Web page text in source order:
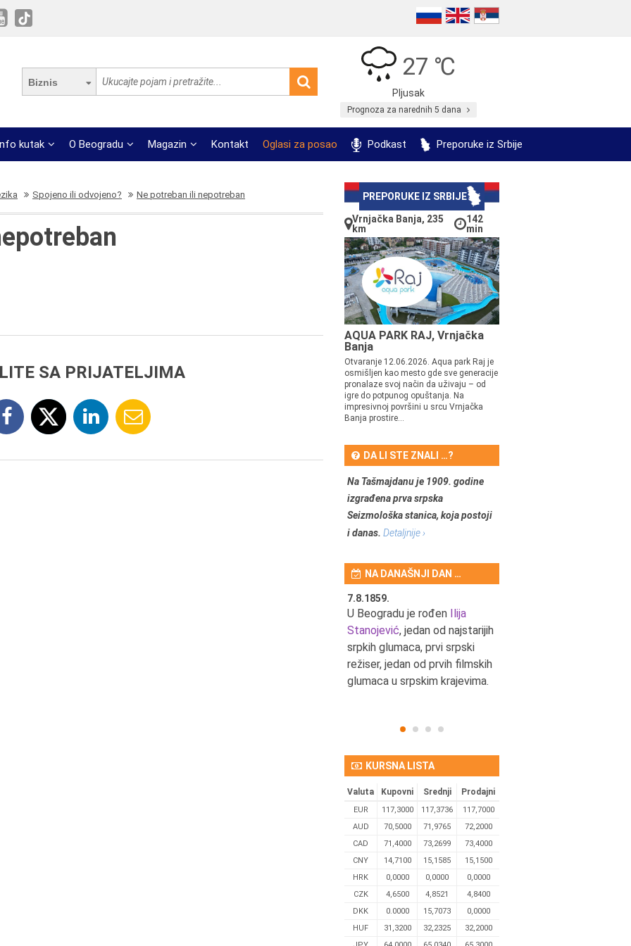
Biznis
27 ℃
Pljusak
Prognoza za narednih 5 dana
kutak O Beogradu Magazin Kontakt Oglasi za posao Podkast Preporuke iz Srbije
Spojeno ili odvojeno? Ne potreban ili nepotreban
SA PRIJATELJIMA
PREPORUKE IZ SRBIJE
Vrnjačka Banja, 235
km
142
min
AQUA PARK RAJ, Vrnjačka
Banja
Otvaranje 12.06.2026. Aqua park Raj je
osmišljen kao mesto gde sve generacije
pronalaze svoj način da uživaju – od
igre do potpunog opuštanja. Na
impresivnoj površini u srcu Vrnjačka
Banja prostire...
DA LI STE ZNALI …?
Na Tašmajdanu je 1909. godine
izgrađena prva srpska
Seizmološka stanica, koja postoji
i danas. Detaljnije ›
NA DANAŠNJI DAN …
7.8.1859.
U Beogradu je rođen Ilija
Stanojević, jedan od najstarijih
srpkih glumaca, prvi srpski
režiser, jedan od prvih filmskih
glumaca u srpskim krajevima.
KURSNA LISTA
Valuta Kupovni Srednji Prodajni
EUR 117,3000 117,3736
117,7000
AUD
70,5000 71,9765
72,2000
CAD
71,4000 73,2699
73,4000
CNY
14,7100 15,1585
15,1500
HRK
0,0000 0,0000
0,0000
CZK
4,6500 4,8521
4,8400
DKK
0.0000 15,7073
0,0000
HUF
31,3200 32,2325
32,2000